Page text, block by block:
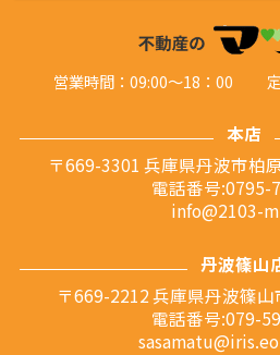
営業時間：09:00～18：00
本店
〒669-3301 兵庫県丹波市柏
電話番号:0795-
info@2103-
丹波篠山
〒669-2212 兵庫県丹波篠
電話番号:079-